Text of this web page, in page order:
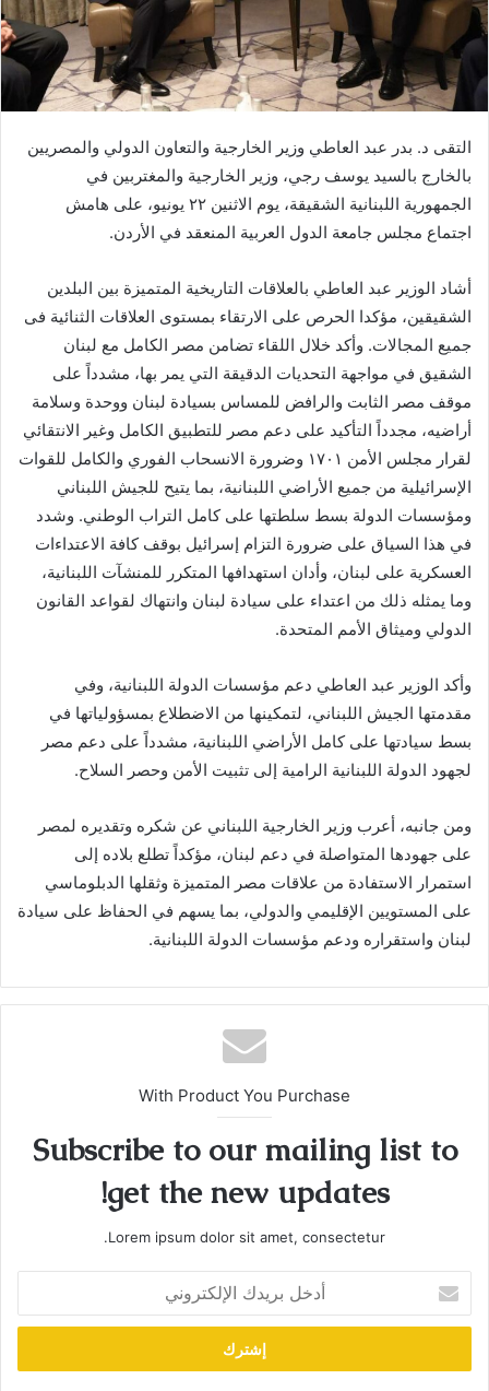
التقى د. بدر عبد العاطي وزير الخارجية والتعاون الدولي والمصريين
بالخارج بالسيد يوسف رجي، وزير الخارجية والمغتربين في
الجمهورية اللبنانية الشقيقة، يوم الاثنين ٢٢ يونيو، على هامش
اجتماع مجلس جامعة الدول العربية المنعقد في الأردن.
أشاد الوزير عبد العاطي بالعلاقات التاريخية المتميزة بين البلدين
الشقيقين، مؤكدا الحرص على الارتقاء بمستوى العلاقات الثنائية فى
جميع المجالات. وأكد خلال اللقاء تضامن مصر الكامل مع لبنان
الشقيق في مواجهة التحديات الدقيقة التي يمر بها، مشدداً على
موقف مصر الثابت والرافض للمساس بسيادة لبنان ووحدة وسلامة
أراضيه، مجدداً التأكيد على دعم مصر للتطبيق الكامل وغير الانتقائي
لقرار مجلس الأمن ١٧٠١ وضرورة الانسحاب الفوري والكامل للقوات
الإسرائيلية من جميع الأراضي اللبنانية، بما يتيح للجيش اللبناني
ومؤسسات الدولة بسط سلطتها على كامل التراب الوطني. وشدد
في هذا السياق على ضرورة التزام إسرائيل بوقف كافة الاعتداءات
العسكرية على لبنان، وأدان استهدافها المتكرر للمنشآت اللبنانية،
وما يمثله ذلك من اعتداء على سيادة لبنان وانتهاك لقواعد القانون
الدولي وميثاق الأمم المتحدة.
وأكد الوزير عبد العاطي دعم مؤسسات الدولة اللبنانية، وفي
مقدمتها الجيش اللبناني، لتمكينها من الاضطلاع بمسؤولياتها في
بسط سيادتها على كامل الأراضي اللبنانية، مشدداً على دعم مصر
لجهود الدولة اللبنانية الرامية إلى تثبيت الأمن وحصر السلاح.
ومن جانبه، أعرب وزير الخارجية اللبناني عن شكره وتقديره لمصر
على جهودها المتواصلة في دعم لبنان، مؤكداً تطلع بلاده إلى
استمرار الاستفادة من علاقات مصر المتميزة وثقلها الدبلوماسي
على المستويين الإقليمي والدولي، بما يسهم في الحفاظ على سيادة
لبنان واستقراره ودعم مؤسسات الدولة اللبنانية.
With Product You Purchase
Subscribe to our mailing list to
get the new updates!
Lorem ipsum dolor sit amet, consectetur.
بريدك
الإلكتروني